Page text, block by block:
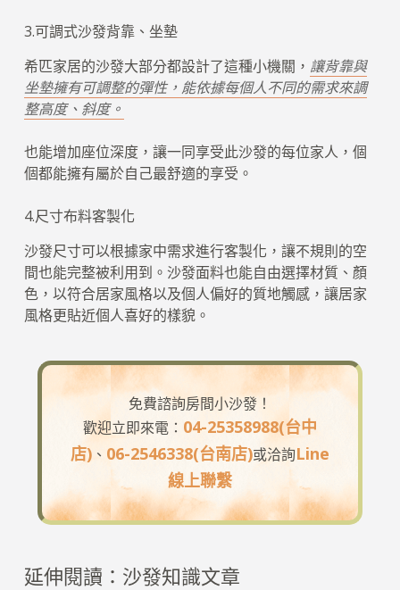
3.可調式沙發背靠、坐墊
希匹家居的沙發大部分都設計了這種小機關， 讓背靠與
坐墊擁有可調整的彈性，能依據每個人不同的需求來調
整高度、斜度。
也能增加座位深度，讓一同享受此沙發的每位家人，個
個都能擁有屬於自己最舒適的享受。
4.尺寸布料客製化
沙發尺寸可以根據家中需求進行客製化，讓不規則的空
間也能完整被利用到。沙發面料也能自由選擇材質、顏
色，以符合居家風格以及個人偏好的質地觸感，讓居家
風格更貼近個人喜好的樣貌。
免費諮詢房間小沙發！
歡迎立即來電： 04-25358988(台中
店)、 06-2546338(台南店)或洽詢Line
線上聯繫
延伸閱讀：沙發知識文章